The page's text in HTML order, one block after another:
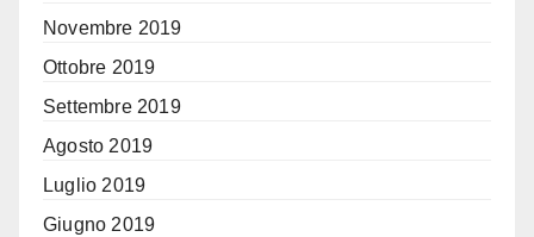
Novembre 2019
Ottobre 2019
Settembre 2019
Agosto 2019
Luglio 2019
Giugno 2019